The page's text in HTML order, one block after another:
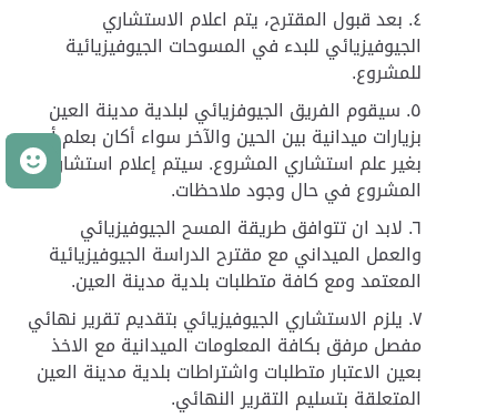
بعد قبول المقترح، يتم اعلام الاستشاري
الجيوفيزيائي للبدء في المسوحات الجيوفيزيائية
للمشروع.
سيقوم الفريق الجيوفزيائي لبلدية مدينة العين
بزيارات ميدانية بين الحين والآخر سواء أكان بعلم أم
بغير علم استشاري المشروع. سيتم إعلام استشاري
المشروع في حال وجود ملاحظات.
لابد ان تتوافق طريقة المسح الجيوفيزيائي
والعمل الميداني مع مقترح الدراسة الجيوفيزيائية
المعتمد ومع كافة متطلبات بلدية مدينة العين.
يلزم الاستشاري الجيوفيزيائي بتقديم تقرير نهائي
مفصل مرفق بكافة المعلومات الميدانية مع الاخذ
بعين الاعتبار متطلبات واشتراطات بلدية مدينة العين
المتعلقة بتسليم التقرير النهائي.